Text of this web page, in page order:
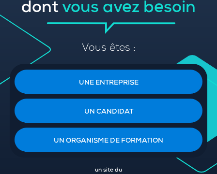
dont vous avez besoin
Vous êtes :
UNE ENTREPRISE
UN CANDIDAT
UN ORGANISME DE FORMATION
un site du